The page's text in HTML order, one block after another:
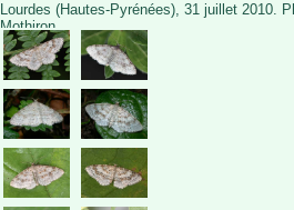
Lourdes (Hautes-Pyrénées), 31 juillet 2010.
Mothiron.